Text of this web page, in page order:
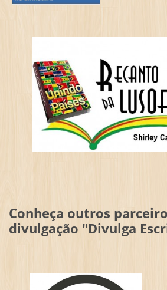
Conheça outros
divulgação "Divulga